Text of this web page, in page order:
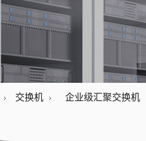
交换机 企业级汇聚交换机